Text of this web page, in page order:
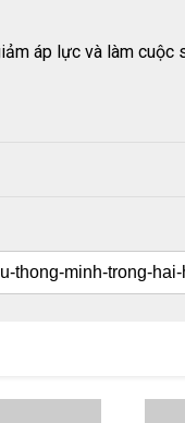
áp lực và làm